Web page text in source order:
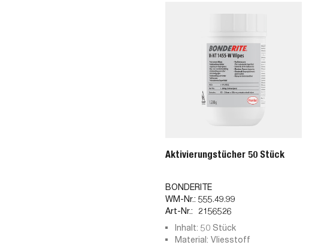
Aktivierungstücher 50 Stück
BONDERITE
WM-Nr.: 555.49.99
Art-Nr.:
2156526
Inhalt: 50 Stück
Material: Vliesstoff